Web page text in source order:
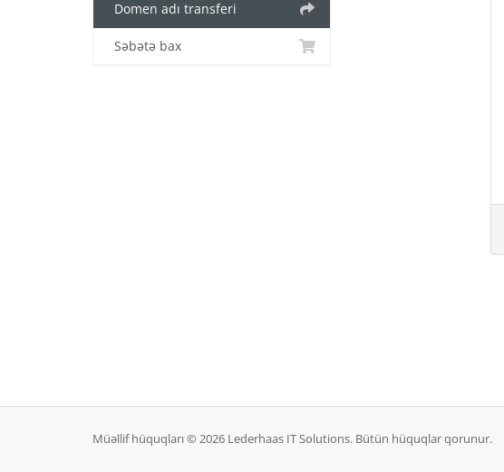
Domen adı transferi
Səbətə bax
Müəllif hüquqları © 2026 Lederhaas IT Solutions. Bütün hüquqlar qorunur.